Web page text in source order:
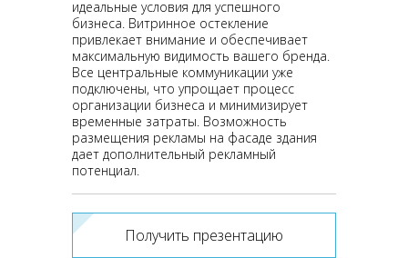
идеальные условия для успешного
бизнеса. Витринное остекление
привлекает внимание и обеспечивает
максимальную видимость вашего бренда.
Все центральные коммуникации уже
подключены, что упрощает процесс
организации бизнеса и минимизирует
временные затраты. Возможность
размещения рекламы на фасаде здания
дает дополнительный рекламный
потенциал.
Получить презентацию